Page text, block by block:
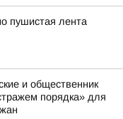
пушистая лента
и общественник
порядка» для